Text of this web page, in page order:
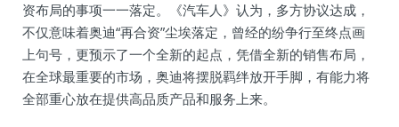
资布局的事项一一落定。《汽车人》认为，多方协议达成，
不仅意味着奥迪“再合资”尘埃落定，曾经的纷争行至终点画
上句号，更预示了一个全新的起点，凭借全新的销售布局，
在全球最重要的市场，奥迪将摆脱羁绊放开手脚，有能力将
全部重心放在提供高品质产品和服务上来。